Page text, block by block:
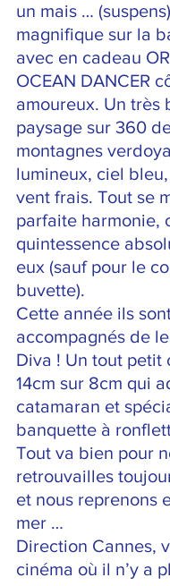
un mais …
magnifique sur la
avec en cadeau
OCEAN DANCER
amoureux. Un très
paysage sur 360
montagnes
lumineux, ciel
vent frais. Tout se
parfaite harmonie,
quintessence
eux (sauf pour le
buvette).
Cette année ils
accompagnés de
Diva ! Un tout petit
14cm sur 8cm qui
catamaran et
banquette à
Tout va bien pour
retrouvailles
et nous reprenons
mer …
Direction Cannes,
cinéma où il n’y a